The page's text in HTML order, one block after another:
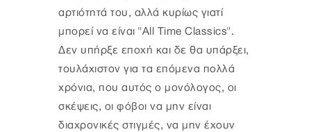
αρτιότητά του, αλλά κυρίως γιατί
μπορεί να είναι "All Time Classics".
Δεν υπήρξε εποχή και δε θα υπάρξει,
τουλάχιστον για τα επόμενα πολλά
χρόνια, που αυτός ο μονόλογος, οι
σκέψεις, οι φόβοι να μην είναι
διαχρονικές στιγμές, να μην έχουν